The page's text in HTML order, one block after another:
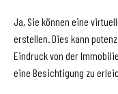
Ja, Sie können eine
erstellen. Dies kann
Eindruck von der
eine Besichtigung zu